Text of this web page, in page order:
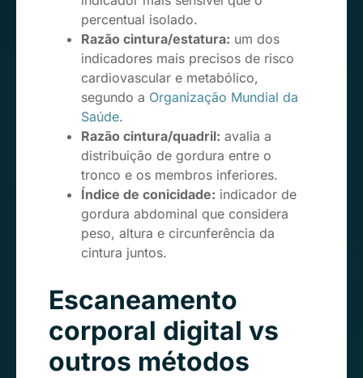
percentual isolado.
Razão cintura/estatura: um dos
indicadores mais precisos de risco
cardiovascular e metabólico,
segundo a Organização Mundial da
Saúde.
Razão cintura/quadril: avalia a
distribuição de gordura entre o
tronco e os membros inferiores.
Índice de conicidade: indicador de
gordura abdominal que considera
peso, altura e circunferência da
cintura juntos.
Escaneamento
corporal digital vs
outros métodos